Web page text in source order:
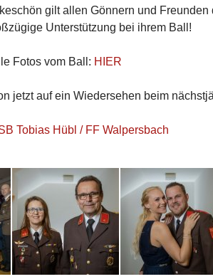
gilt allen Gönnern und
Unterstützung bei ihrem Ball!
Fotos vom Ball: HIER
jetzt auf ein Wiedersehen beim
Tobias Hübl / FF Walpersbach